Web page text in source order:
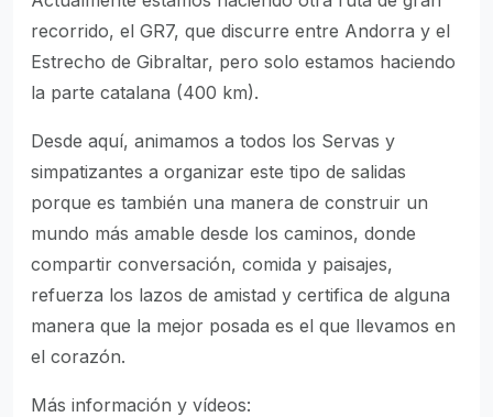
recorrido, el GR7, que discurre entre Andorra y el
Estrecho de Gibraltar, pero solo estamos haciendo
la parte catalana (400 km).
Desde aquí, animamos a todos los Servas y
simpatizantes a organizar este tipo de salidas
porque es también una manera de construir un
mundo más amable desde los caminos, donde
compartir conversación, comida y paisajes,
refuerza los lazos de amistad y certifica de alguna
manera que la mejor posada es el que llevamos en
el corazón.
Más información y vídeos: